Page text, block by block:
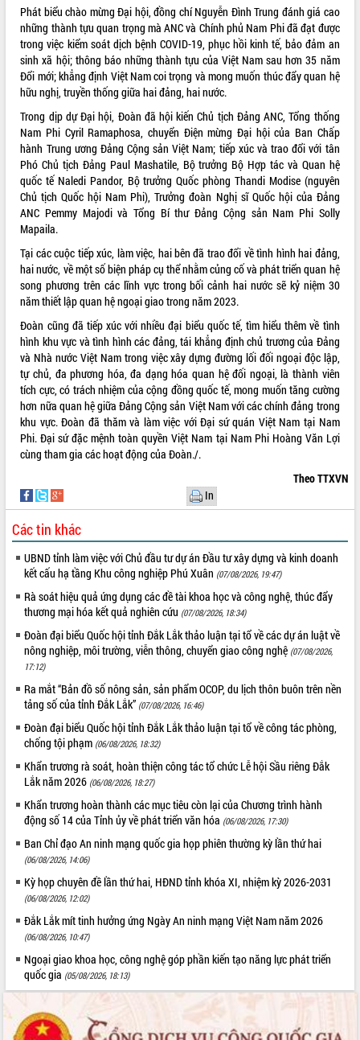
Loading the player...
Khám bệnh, cấp phát thuốc miễn phí
và tặng quà người dân xã Cư Pui
Hội nghị UBND tỉnh Đắk Lắk thường kỳ
tháng 7/2026
Lễ truy tặng danh hiệu “Bà Mẹ Việt
Nam Anh hùng” và trao Huân chương
Lao động
UBND tỉnh Đắk Lắk triển khai nhiệm
vụ 6 tháng cuối năm 2026
Kỳ họp thứ Hai, Hội đồng nhân dân
tỉnh khóa XI quyết nghị nhiều nội dung
quan trọng
Bí thư Tỉnh ủy Lương Nguyễn Minh
Triết thăm, tặng quà người có công với
cách mạng
Rà soát, hoàn thiện hệ thống thiết chế
văn hóa, thể thao đáp ứng yêu cầu
phát triển mới
Thường trực HĐND tỉnh Đắk Lắk gặp
mặt Đoàn chuyên gia y tế TP. Hồ Chí
Minh
Lễ truy điệu và an táng hài cốt liệt sĩ
tại Nghĩa trang Liệt sĩ xã Sơn Hòa
Bàn giải pháp tháo gỡ khó khăn trong
xuất khẩu sầu riêng và triển khai quy
Thứ trưởng Bộ Nông nghiệp và Môi
trường Nguyễn Hoàng Hiệp khảo sát
vùng trồng và doanh nghiệp đóng gói
sầu riêng tại Đắk Lắk
Trình diễn nghệ thuật chế biến các
món ăn từ sầu riêng
Đắk Lắk công bố Quy hoạch và xúc
tiến đầu tư tỉnh
Ngành cá ngừ Đắk Lắk chủ động thích
ứng để giữ vững thị trường xuất khẩu
Diễn đàn Kinh tế tư nhân Việt Nam đột
phá cơ chế - Hợp tác công tư
Đề án 06 tạo bước ngoặt đột phá trong
cải cách hành chính tỉnh Đắk Lắk
Kết nối tour, đẩy mạnh chuyển đổi số
để phát triển du lịch Đắk Lắk
Khởi động Dự án Đầu tư xây dựng hạ
tầng kỹ thuật Cụm công nghiệp Tân
Tiến
niệm 101 năm Ngày Báo chí Cách
mạng Việt Nam
Đắk Lắk sơ kết 4 năm triển khai thực
hiện Đề án 06 của Chính phủ
Họp báo thông tin về Hội nghị Công bố
Quy hoạch và Xúc tiến đầu tư tỉnh Đắk
Lắk
Khơi thông điểm nghẽn, đẩy nhanh
giải ngân vốn khắc phục thiên tai
HĐND tỉnh thông qua điều chỉnh Quy
hoạch tỉnh thời kỳ 2021-2030
ALBUM ẢNH
LIÊN KẾT WEB
THỐNG KÊ TRUY CẬP
Hôm nay:
31900
Tất cả: 66077223
Phát biểu chào mừng Đại hội, đồng chí Nguyễn Đình Trung đánh giá cao
những thành tựu quan trọng mà ANC và Chính phủ Nam Phi đã đạt được
trong việc kiểm soát dịch bệnh COVID-19, phục hồi kinh tế, bảo đảm an
sinh xã hội; thông báo những thành tựu của Việt Nam sau hơn 35 năm
Đổi mới; khẳng định Việt Nam coi trọng và mong muốn thúc đẩy quan hệ
hữu nghị, truyền thống giữa hai đảng, hai nước.
Trong dịp dự Đại hội, Đoàn đã hội kiến Chủ tịch Đảng ANC, Tổng thống
Nam Phi Cyril Ramaphosa, chuyển Điện mừng Đại hội của Ban Chấp
hành Trung ương Đảng Cộng sản Việt Nam; tiếp xúc và trao đổi với tân
Phó Chủ tịch Đảng Paul Mashatile, Bộ trưởng Bộ Hợp tác và Quan hệ
quốc tế Naledi Pandor, Bộ trưởng Quốc phòng Thandi Modise (nguyên
Chủ tịch Quốc hội Nam Phi), Trưởng đoàn Nghị sĩ Quốc hội của Đảng
ANC Pemmy Majodi và Tổng Bí thư Đảng Cộng sản Nam Phi Solly
Mapaila.
Tại các cuộc tiếp xúc, làm việc, hai bên đã trao đổi về tình hình hai đảng,
hai nước, về một số biện pháp cụ thể nhằm củng cố và phát triển quan hệ
song phương trên các lĩnh vực trong bối cảnh hai nước sẽ kỷ niệm 30
năm thiết lập quan hệ ngoại giao trong năm 2023.
Đoàn cũng đã tiếp xúc với nhiều đại biểu quốc tế, tìm hiểu thêm về tình
hình khu vực và tình hình các đảng, tái khẳng định chủ trương của Đảng
và Nhà nước Việt Nam trong việc xây dựng đường lối đối ngoại độc lập,
tự chủ, đa phương hóa, đa dạng hóa quan hệ đối ngoại, là thành viên
tích cực, có trách nhiệm của cộng đồng quốc tế, mong muốn tăng cường
hơn nữa quan hệ giữa Đảng Cộng sản Việt Nam với các chính đảng trong
khu vực. Đoàn đã thăm và làm việc với Đại sứ quán Việt Nam tại Nam
Phi. Đại sứ đặc mệnh toàn quyền Việt Nam tại Nam Phi Hoàng Văn Lợi
cùng tham gia các hoạt động của Đoàn./.
Theo TTXVN
In
Các tin khác
UBND tỉnh làm việc với Chủ đầu tư dự án Đầu tư xây dựng và kinh doanh
kết cấu hạ tầng Khu công nghiệp Phú Xuân (07/08/2026, 19:47)
Rà soát hiệu quả ứng dụng các đề tài khoa học và công nghệ, thúc đẩy
thương mại hóa kết quả nghiên cứu (07/08/2026, 18:34)
Đoàn đại biểu Quốc hội tỉnh Đắk Lắk thảo luận tại tổ về các dự án luật về
nông nghiệp, môi trường, viễn thông, chuyển giao công nghệ (07/08/2026,
17:12)
Ra mắt “Bản đồ số nông sản, sản phẩm OCOP, du lịch thôn buôn trên nền
tảng số của tỉnh Đắk Lắk” (07/08/2026, 16:46)
Đoàn đại biểu Quốc hội tỉnh Đắk Lắk thảo luận tại tổ về công tác phòng,
chống tội phạm (06/08/2026, 18:32)
Khẩn trương rà soát, hoàn thiện công tác tổ chức Lễ hội Sầu riêng Đắk
Lắk năm 2026 (06/08/2026, 18:27)
Khẩn trương hoàn thành các mục tiêu còn lại của Chương trình hành
động số 14 của Tỉnh ủy về phát triển văn hóa (06/08/2026, 17:30)
Ban Chỉ đạo An ninh mạng quốc gia họp phiên thường kỳ lần thứ hai
(06/08/2026, 14:06)
Kỳ họp chuyên đề lần thứ hai, HĐND tỉnh khóa XI, nhiệm kỳ 2026-2031
(06/08/2026, 12:02)
Đắk Lắk mít tinh hưởng ứng Ngày An ninh mạng Việt Nam năm 2026
(06/08/2026, 10:47)
Ngoại giao khoa học, công nghệ góp phần kiến tạo năng lực phát triển
quốc gia (05/08/2026, 18:13)